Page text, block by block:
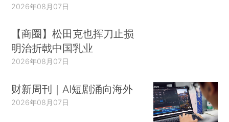
2026年08月07日
【商圈】松田克也挥刀止损
明治折戟中国乳业
2026年08月07日
财新周刊｜AI短剧涌向海外
2026年08月07日